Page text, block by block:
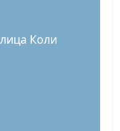
Коли